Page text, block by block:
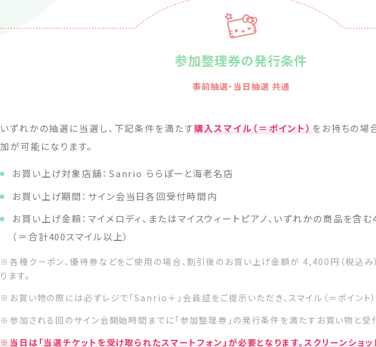
参加整理券の発行条件
事前抽選・当日抽選 共通
いずれかの抽選に当選し、下記条件を満たす購入スマイル（＝ポイント） をお持ちの場
加が可能になります。
お買い上げ対象店舗：Sanrio ららぽーと海老名店
お買い上げ期間：サイン会当日各回受付時間内
お買い上げ金額：マイメロディ、またはマイスウィートピアノ、いずれかの商品を含
（＝合計400スマイル以上）
※各種クーポン、優待券などをご使用の場合、割引後のお買い上げ金額が 4,400円（税込
ります。
※お買い物の際には必ずレジで「Sanrio＋」会員証をご提示いただき、スマイル（＝ポイント
※参加される回のサイン会開始時間までに「参加整理券」の発行条件を満たすお買い物と受
※当日は「当選チケットを受け取られたスマートフォン」が必要となります。スクリーンショ